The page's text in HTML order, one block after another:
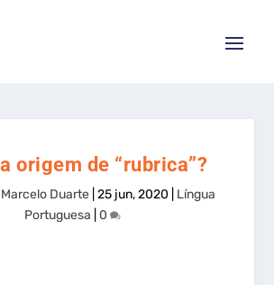
origem de “rubrica”?
Marcelo Duarte 25 jun, 2020
Língua
Portuguesa
0